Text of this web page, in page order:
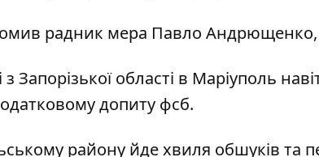
радник мера Павло Андрющенко,
з Запорізької області в Маріуполь
допиту фсб.
району йде хвиля обшуків та